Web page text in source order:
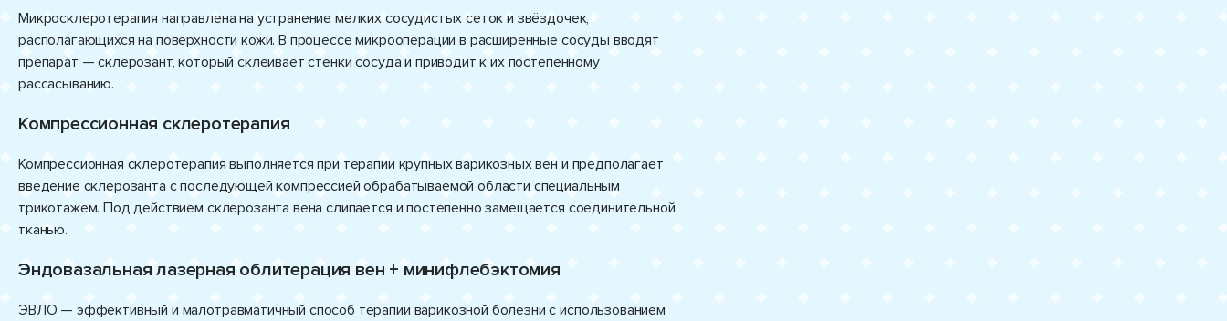
Микросклеротерапия направлена на устранение мелких сосудистых сеток и звёздочек,
располагающихся на поверхности кожи. В процессе микрооперации в расширенные сосуды вводят
препарат — склерозант, который склеивает стенки сосуда и приводит к их постепенному
рассасыванию.
Компрессионная склеротерапия
Компрессионная склеротерапия выполняется при терапии крупных варикозных вен и предполагает
введение склерозанта с последующей компрессией обрабатываемой области специальным
трикотажем. Под действием склерозанта вена слипается и постепенно замещается соединительной
тканью.
Эндовазальная лазерная облитерация вен + минифлебэктомия
ЭВЛО — эффективный и малотравматичный способ терапии варикозной болезни с использованием